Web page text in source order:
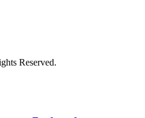
Reserved.